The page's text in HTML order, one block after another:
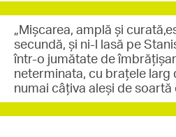
„Mișcarea, amplă și
secundă, și ni-l lasă pe
într-o jumătate de
neterminata, cu brațele larg
numai câțiva aleși de soartă